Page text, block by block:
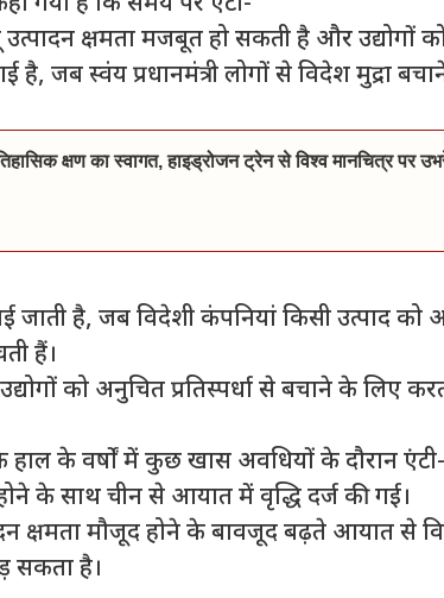
क्षमता मजबूत हो सकती है और उद्योगों
जब स्वंय प्रधानमंत्री लोगों से विदेश मुद्रा
क्षण का स्वागत, हाइड्रोजन ट्रेन से विश्व मानचित्र पर
जाती है, जब विदेशी कंपनियां किसी उत्पाद
हैं।
को अनुचित प्रतिस्पर्धा से बचाने के लिए
हाल के वर्षों में कुछ खास अवधियों के दौरान एंटी-
के साथ चीन से आयात में वृद्धि दर्ज की गई।
क्षमता मौजूद होने के बावजूद बढ़ते आयात से
सकता है।